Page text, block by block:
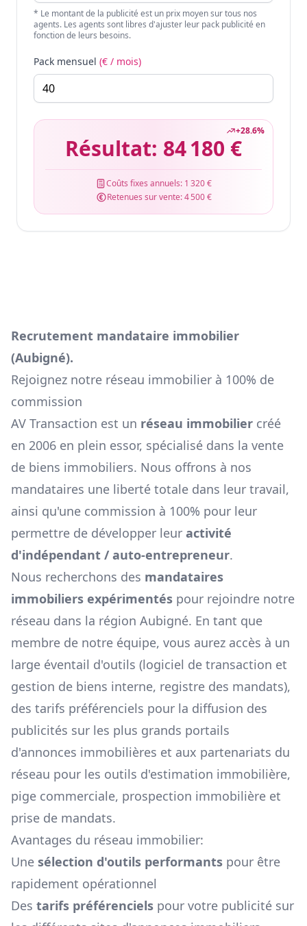
* Le montant de la publicité est un prix moyen sur tous nos
agents. Les agents sont libres d'ajuster leur pack publicité en
fonction de leurs besoins.
Pack mensuel (€ / mois)
+28.6%
Résultat: 84 180 €
Coûts fixes annuels: 1 320 €
Retenues sur vente:4 500 €
Recrutement mandataire immobilier
(Aubigné).
Rejoignez notre réseau immobilier à 100% de
commission
AV Transaction est un réseau immobilier créé
en 2006 en plein essor, spécialisé dans la vente
de biens immobiliers. Nous offrons à nos
mandataires une liberté totale dans leur travail,
ainsi qu'une commission à 100% pour leur
permettre de développer leur activité
d'indépendant / auto-entrepreneur.
Nous recherchons des mandataires
immobiliers expérimentés pour rejoindre notre
réseau dans la région Aubigné. En tant que
membre de notre équipe, vous aurez accès à un
large éventail d'outils (logiciel de transaction et
gestion de biens interne, registre des mandats),
des tarifs préférenciels pour la diffusion des
publicités sur les plus grands portails
d'annonces immobilières et aux partenariats du
réseau pour les outils d'estimation immobilière,
pige commerciale, prospection immobilière et
prise de mandats.
Avantages du réseau immobilier:
Une sélection d'outils performants pour être
rapidement opérationnel
Des tarifs préférenciels pour votre publicité sur